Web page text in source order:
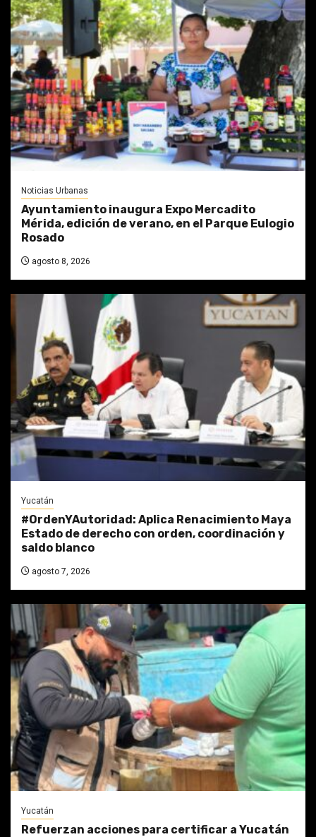
Noticias Urbanas
Ayuntamiento inaugura Expo Mercadito
Mérida, edición de verano, en el Parque Eulogio
Rosado
agosto 8, 2026
Yucatán
#OrdenYAutoridad: Aplica Renacimiento Maya
Estado de derecho con orden, coordinación y
saldo blanco
agosto 7, 2026
Yucatán
Refuerzan acciones para certificar a Yucatán